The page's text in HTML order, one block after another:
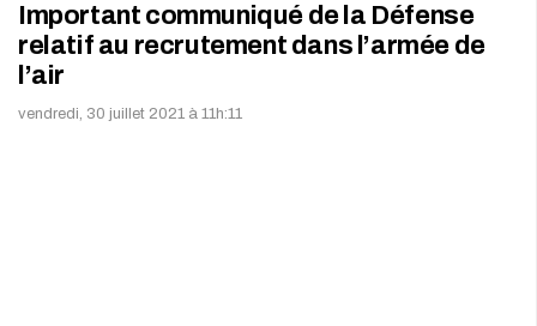
Important communiqué de la Défense
relatif au recrutement dans l’armée de
l’air
vendredi, 30 juillet 2021 à 11h:11